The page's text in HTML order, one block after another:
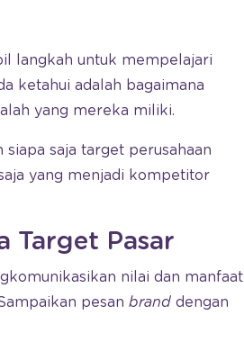
langkah untuk mempelajari
ketahui adalah bagaimana
yang mereka miliki.
saja target perusahaan
yang menjadi kompetitor
Target Pasar
nilai dan manfaat
pesan brand dengan